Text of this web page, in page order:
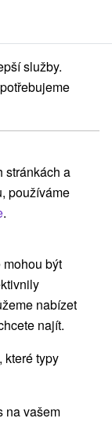
Chalupa Klokočov
služby.
stránkách a
používáme
.
být
nabízet
najít.
které typy
na vašem